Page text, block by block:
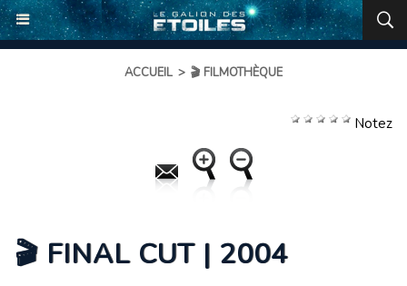
ACCUEIL > 🎬 FILMOTHÈQUE
Notez
🎬 FINAL CUT | 2004